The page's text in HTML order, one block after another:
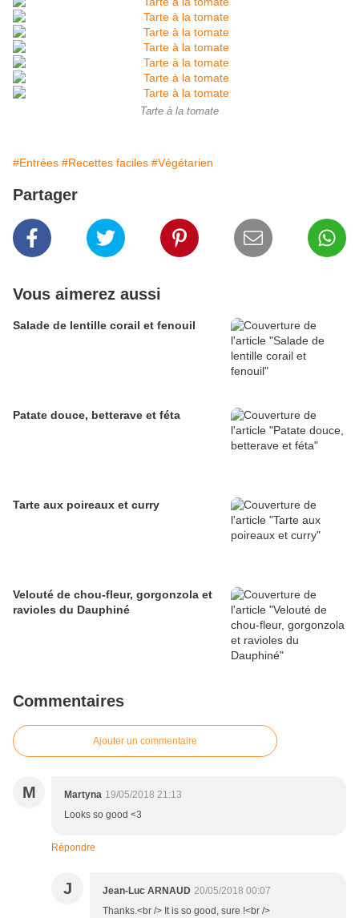
Tarte à la tomate
#Entrées #Recettes faciles #Végétarien
Partager
Vous aimerez aussi
Salade de lentille corail et fenouil
Patate douce, betterave et féta
Tarte aux poireaux et curry
Velouté de chou-fleur, gorgonzola et
ravioles du Dauphiné
Commentaires
Ajouter un commentaire
M Martyna 19/05/2018 21:13
Looks so good <3
Répondre
J Jean-Luc ARNAUD 20/05/2018 00:07
Thanks.<br /> It is so good, sure !<br />